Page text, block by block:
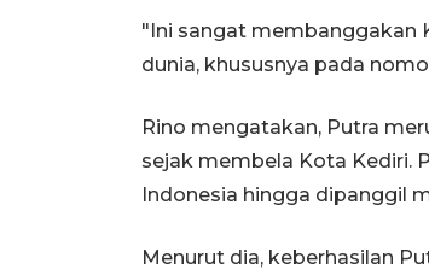
"Ini sangat membanggakan
dunia, khususnya pada
Rino mengatakan, Putra
sejak membela Kota Kediri.
Indonesia hingga dipanggil
Menurut dia, keberhasilan